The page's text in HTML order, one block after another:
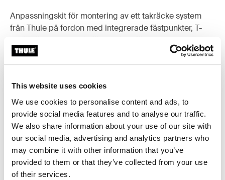
This website uses cookies
We use cookies to personalise content and ads, to
provide social media features and to analyse our traffic.
We also share information about your use of our site with
our social media, advertising and analytics partners who
may combine it with other information that you’ve
provided to them or that they’ve collected from your use
of their services.
Anpassningskit för montering av ett takräcke system
från Thule på fordon med integrerade fästpunkter, T-
profil eller anpassade fästpunkter för
takräckesmontering.
Toggle features
Alla funktioner
Toggle techspec
Tekniska specifikationer
Toggle guides and instructions
Instruktioner